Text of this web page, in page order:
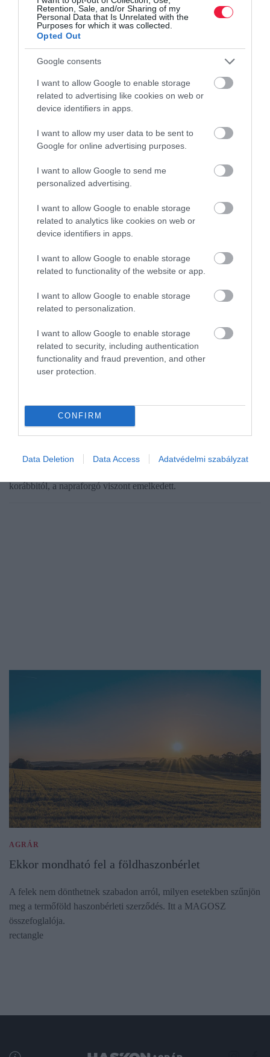
Retention, Sale, and/or Sharing of my
Personal Data that Is Unrelated with the
Purposes for which it was collected.
Opted Out
Google consents
I want to allow Google to enable storage
related to advertising like cookies on web or
device identifiers in apps.
I want to allow my user data to be sent to
Google for online advertising purposes.
I want to allow Google to send me
personalized advertising.
I want to allow Google to enable storage
related to analytics like cookies on web or
device identifiers in apps.
I want to allow Google to enable storage
related to functionality of the website or app.
I want to allow Google to enable storage
related to personalization.
I want to allow Google to enable storage
related to security, including authentication
functionality and fraud prevention, and other
user protection.
CONFIRM
Data Deletion Data Access Adatvédelmi szabályzat
vadrizs élelmiszer fogyasztás bulgur egészség
AGRÁR
Búza, kukorica, napraforgó: itt tartanak a
korábbitól, a napraforgó viszont emelkedett.
AGRÁR
Ekkor mondható fel a földhaszonbérlet
A felek nem dönthetnek szabadon arról, milyen esetekben szűnjön
meg a termőföld haszonbérleti szerződés. Itt a MAGOSZ
összefoglalója.
rectangle